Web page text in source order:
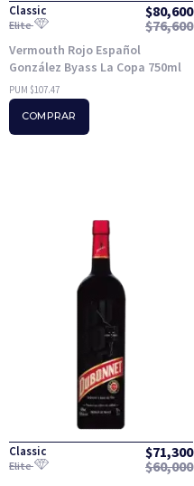
Classic $80,600
Elite $76,600
Vermouth Rojo Español
González Byass La Copa 750ml
PUM $107.47
COMPRAR
Classic $71,300
Elite $60,000